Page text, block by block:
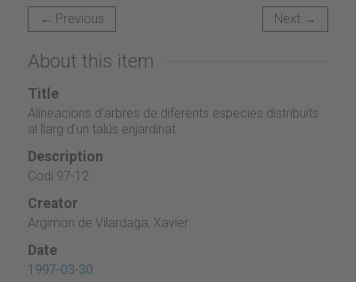
← Previous Next →
About this item
Title
Alineacions d’arbres de diferents especies distribuïts
al llarg d’un talús enjardinat
Description
Codi 97-12
Creator
Argimon de Vilardaga, Xavier
Date
1997-03-30